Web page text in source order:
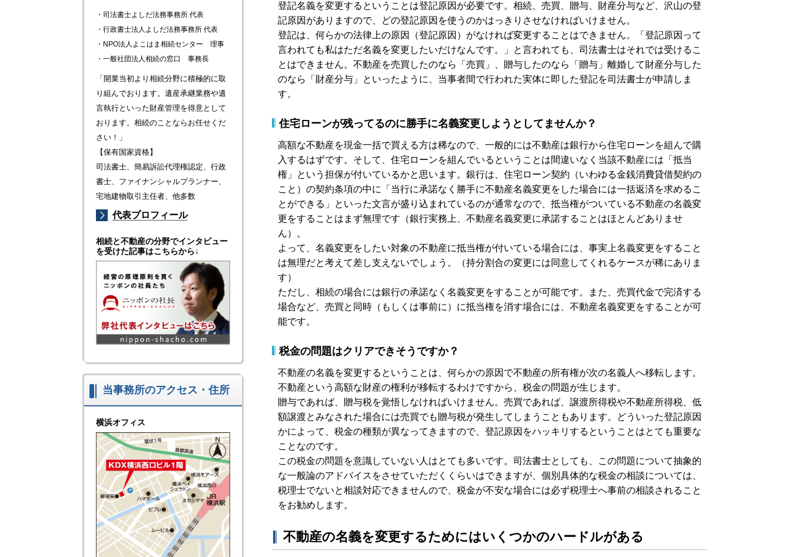
登記名義を変更するということは登記原因が必要です。相続、売買、贈与、財産分与など、沢山の登
記原因がありますので、どの登記原因を使うのかはっきりさせなければいけません。
登記は、何らかの法律上の原因（登記原因）がなければ変更することはできません。「登記原因って
言われても私はただ名義を変更したいだけなんです。」と言われても、司法書士はそれでは受けるこ
とはできません。不動産を売買したのなら「売買」、贈与したのなら「贈与」離婚して財産分与した
のなら「財産分与」といったように、当事者間で行われた実体に即した登記を司法書士が申請しま
す。
住宅ローンが残ってるのに勝手に名義変更しようとしてませんか？
高額な不動産を現金一括で買える方は稀なので、一般的には不動産は銀行から住宅ローンを組んで購
入するはずです。そして、住宅ローンを組んでいるということは間違いなく当該不動産には「抵当
権」という担保が付いているかと思います。銀行は、住宅ローン契約（いわゆる金銭消費貸借契約の
こと）の契約条項の中に「当行に承諾なく勝手に不動産名義変更をした場合には一括返済を求めるこ
とができる」といった文言が盛り込まれているのが通常なので、抵当権がついている不動産の名義変
更をすることはまず無理です（銀行実務上、不動産名義変更に承諾することはほとんどありませ
ん）。
よって、名義変更をしたい対象の不動産に抵当権が付いている場合には、事実上名義変更をすること
は無理だと考えて差し支えないでしょう。（持分割合の変更には同意してくれるケースが稀にありま
す）
ただし、相続の場合には銀行の承諾なく名義変更をすることが可能です。また、売買代金で完済する
場合など、売買と同時（もしくは事前に）に抵当権を消す場合には、不動産名義変更をすることが可
能です。
税金の問題はクリアできそうですか？
不動産の名義を変更するということは、何らかの原因で不動産の所有権が次の名義人へ移転します。
不動産という高額な財産の権利が移転するわけですから、税金の問題が生じます。
贈与であれば、贈与税を覚悟しなければいけません。売買であれば、譲渡所得税や不動産所得税、低
額譲渡とみなされた場合には売買でも贈与税が発生してしまうこともあります。どういった登記原因
かによって、税金の種類が異なってきますので、登記原因をハッキリするということはとても重要な
ことなのです。
この税金の問題を意識していない人はとても多いです。司法書士としても、この問題について抽象的
な一般論のアドバイスをさせていただくくらいはできますが、個別具体的な税金の相談については、
税理士でないと相談対応できませんので、税金が不安な場合には必ず税理士へ事前の相談されること
をお勧めします。
不動産の名義を変更するためにはいくつかのハードルがある
・司法書士よしだ法務事務所 代表
​・ 行政書士法人よしだ法務事務所 代表
・NPO法人よこはま相続センター 理事
・一般社団法人相続の窓口 事務長
「開業当初より相続分野に積極的に取
り組んでおります。遺産承継業務や遺
言執行といった財産管理を得意として
おります。相続のことならお任せくだ
さい！」
【保有国家資格】
司法書士、簡易訴訟代理権認定、行政
書士、ファイナンシャルプランナー、
宅地建物取引主任者、他多数
代表プロフィール
相続と不動産の分野でインタビュー
を受けた記事はこちらから↓
当事務所のアクセス・住所
横浜オフィス